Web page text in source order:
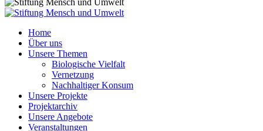
Home
Über uns
Unsere Themen
Biologische Vielfalt
Vernetzung
Nachhaltiger Konsum
Unsere Projekte
Projektarchiv
Unsere Angebote
Veranstaltungen